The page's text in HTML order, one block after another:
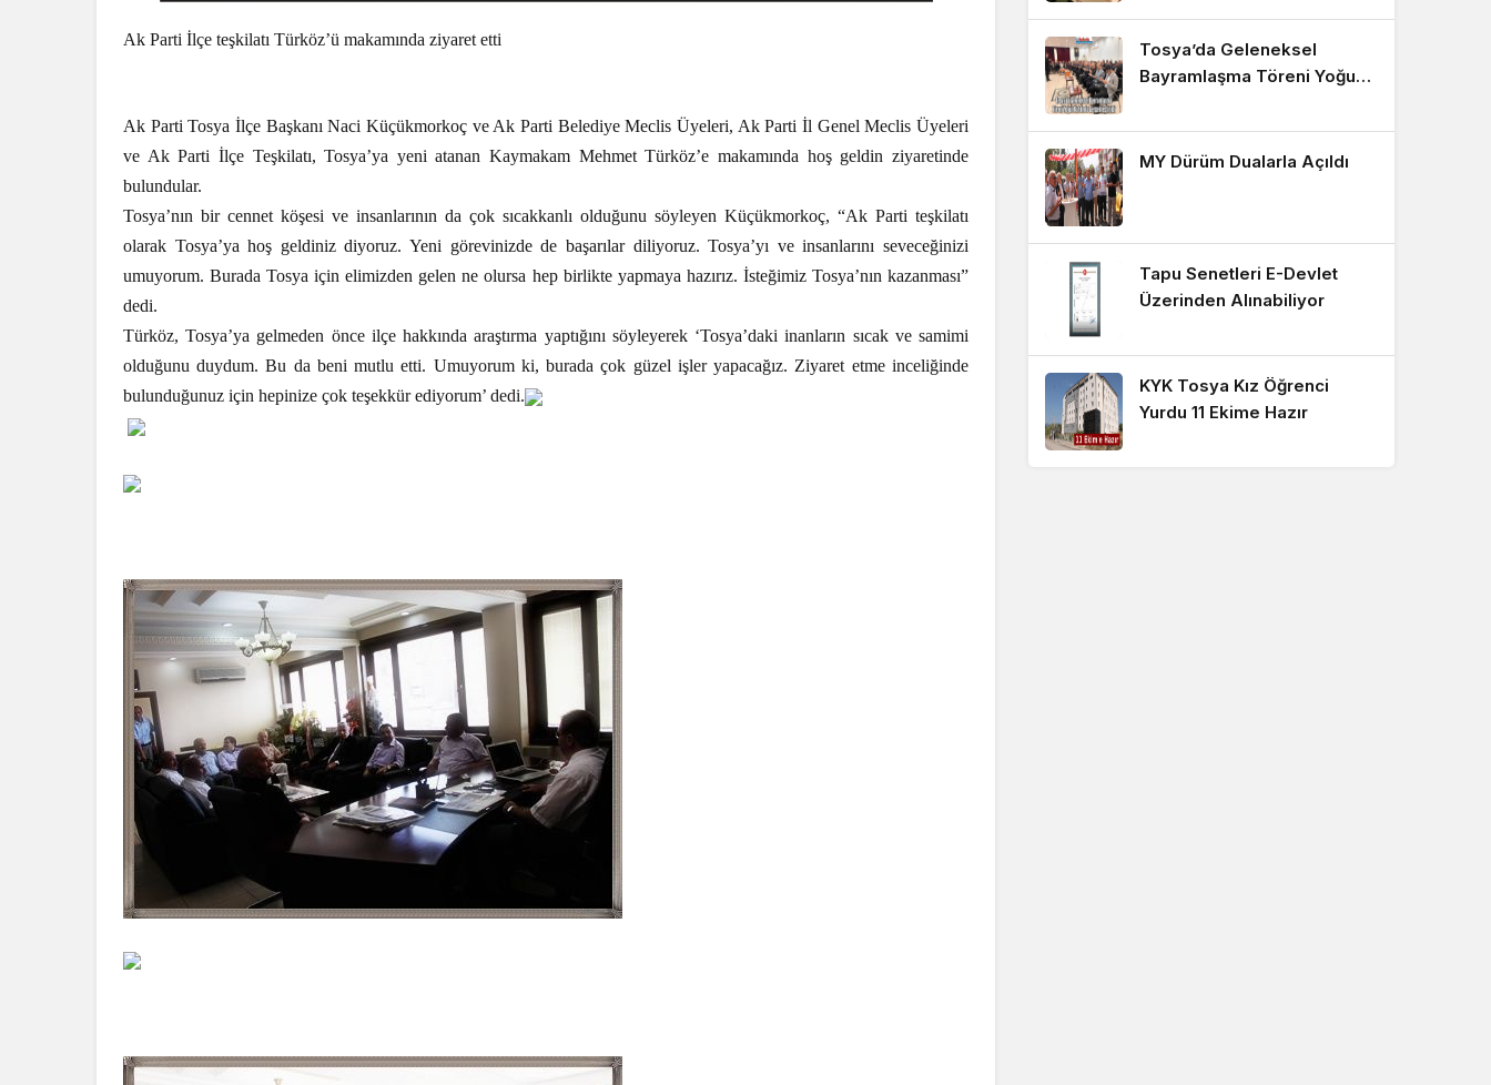
Ak Parti İlçe teşkilatı Türköz’ü makamında ziyaret etti
Ak Parti Tosya İlçe Başkanı Naci Küçükmorkoç ve Ak Parti Belediye Meclis Üyeleri, Ak Parti İl Genel Meclis Üyeleri
ve Ak Parti İlçe Teşkilatı, Tosya’ya yeni atanan Kaymakam Mehmet Türköz’e makamında hoş geldin ziyaretinde
bulundular.
Tosya’nın bir cennet köşesi ve insanlarının da çok sıcakkanlı olduğunu söyleyen Küçükmorkoç, “Ak Parti teşkilatı
olarak Tosya’ya hoş geldiniz diyoruz. Yeni görevinizde de başarılar diliyoruz. Tosya’yı ve insanlarını seveceğinizi
umuyorum. Burada Tosya için elimizden gelen ne olursa hep birlikte yapmaya hazırız. İsteğimiz Tosya’nın kazanması”
dedi.
Türköz, Tosya’ya gelmeden önce ilçe hakkında araştırma yaptığını söyleyerek ‘Tosya’daki inanların sıcak ve samimi
olduğunu duydum. Bu da beni mutlu etti. Umuyorum ki, burada çok güzel işler yapacağız. Ziyaret etme inceliğinde
bulunduğunuz için hepinize çok teşekkür ediyorum’ dedi.
Tosya’da Geleneksel
Bayramlaşma Töreni Yoğun
MY Dürüm Dualarla Açıldı
Tapu Senetleri E-Devlet
Üzerinden Alınabiliyor
KYK Tosya Kız Öğrenci
Yurdu 11 Ekime Hazır